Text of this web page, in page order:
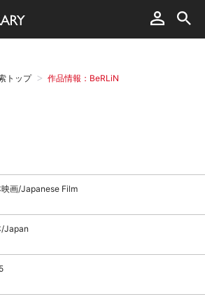
トップ 作品情報：BeRLiN
映画/Japanese Film
/Japan